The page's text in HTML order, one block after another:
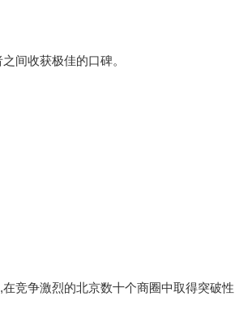
间收获极佳的口碑。
竞争激烈的北京数十个商圈中取得突破性